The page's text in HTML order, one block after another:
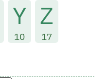
Y
10
Z
17